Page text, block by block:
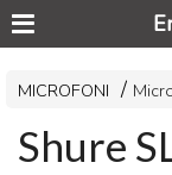
MICROFONI
Shure